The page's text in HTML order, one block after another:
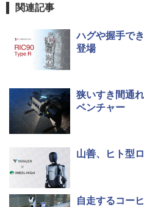
関連記事
ハグや握手で
登場
狭いすき間通
ベンチャー
山善、ヒト型
自走するコー